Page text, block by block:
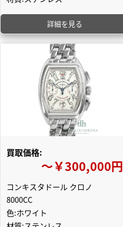
詳細を見る
買取価格:
〜￥300,000円
コンキスタドール クロノ
8000CC
色:ホワイト